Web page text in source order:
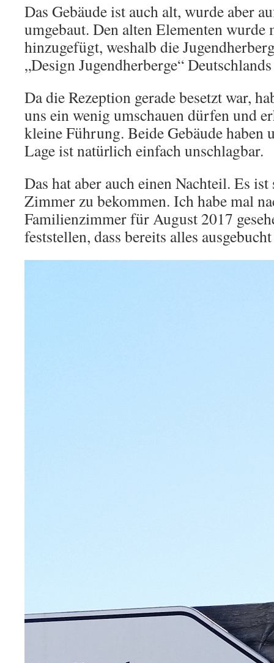
Das Gebäude ist auch alt, wurde aber
umgebaut. Den alten Elementen wurde
hinzugefügt, weshalb die
„Design Jugendherberge“
Da die Rezeption gerade besetzt war,
uns ein wenig umschauen dürfen und
kleine Führung. Beide Gebäude haben
Lage ist natürlich einfach unschlagbar.
Das hat aber auch einen Nachteil. Es
Zimmer zu bekommen. Ich habe mal
Familienzimmer für August 2017
feststellen, dass bereits alles